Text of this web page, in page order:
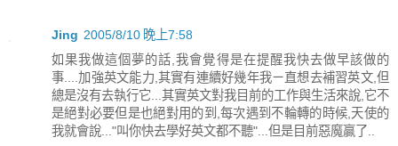
Jing 2005/8/10 晚上7:58
如果我做這個夢的話,我會覺得是在提醒我快去做早該做的
事....加強英文能力,其實有連續好幾年我ㄧ直想去補習英文,但
總是沒有去執行它...其實英文對我目前的工作與生活來說,它不
是絕對必要但是也絕對用的到,每次遇到不輪轉的時候,天使的
我就會說..."叫你快去學好英文都不聽"...但是目前惡魔贏了..